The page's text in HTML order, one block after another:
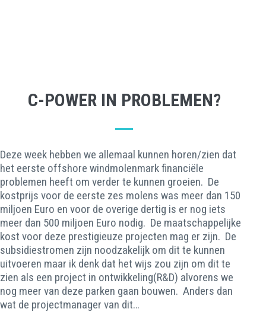
C-POWER IN PROBLEMEN?
Deze week hebben we allemaal kunnen horen/zien dat
het eerste offshore windmolenmark financiële
problemen heeft om verder te kunnen groeien. De
kostprijs voor de eerste zes molens was meer dan 150
miljoen Euro en voor de overige dertig is er nog iets
meer dan 500 miljoen Euro nodig. De maatschappelijke
kost voor deze prestigieuze projecten mag er zijn. De
subsidiestromen zijn noodzakelijk om dit te kunnen
uitvoeren maar ik denk dat het wijs zou zijn om dit te
zien als een project in ontwikkeling(R&D) alvorens we
nog meer van deze parken gaan bouwen. Anders dan
wat de projectmanager van dit…